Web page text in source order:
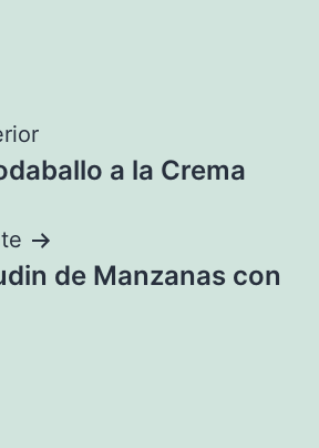
a la Crema
de Manzanas con